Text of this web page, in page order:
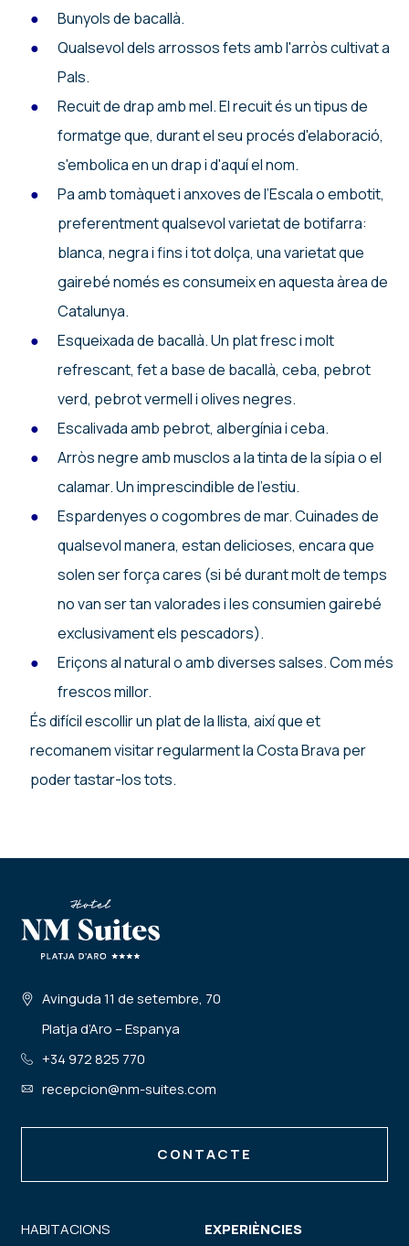
Bunyols de bacallà.
Qualsevol dels arrossos fets amb l'arròs cultivat a
Pals.
Recuit de drap amb mel. El recuit és un tipus de
formatge que, durant el seu procés d'elaboració,
s'embolica en un drap i d'aquí el nom.
Pa amb tomàquet i anxoves de l’Escala o embotit,
preferentment qualsevol varietat de botifarra:
blanca, negra i fins i tot dolça, una varietat que
gairebé només es consumeix en aquesta àrea de
Catalunya.
Esqueixada de bacallà. Un plat fresc i molt
refrescant, fet a base de bacallà, ceba, pebrot
verd, pebrot vermell i olives negres.
Escalivada amb pebrot, albergínia i ceba.
Arròs negre amb musclos a la tinta de la sípia o el
calamar. Un imprescindible de l’estiu.
Espardenyes o cogombres de mar. Cuinades de
qualsevol manera, estan delicioses, encara que
solen ser força cares (si bé durant molt de temps
no van ser tan valorades i les consumien gairebé
exclusivament els pescadors).
Eriçons al natural o amb diverses salses. Com més
frescos millor.
És difícil escollir un plat de la llista, així que et
recomanem visitar regularment la Costa Brava per
poder tastar-los tots.
Avinguda 11 de setembre, 70
Platja d’Aro – Espanya
+34 972 825 770
recepcion@nm-suites.com
CONTACTE
HABITACIONS EXPERIÈNCIES